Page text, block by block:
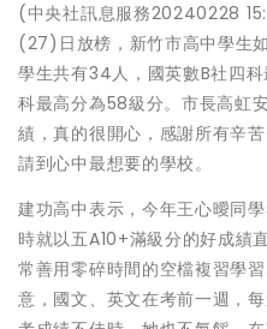
(中央社訊息服務20240228
(27)日放榜，新竹市高中學生
學生共有34人，國英數B社四
科最高分為58級分。市長高虹
績，真的很開心，感謝所有辛
請到心中最想要的學校。
建功高中表示，今年王心曖同
時就以五A10+滿級分的好成績
常善用零碎時間的空檔複習學
意，國文、英文在考前一週，